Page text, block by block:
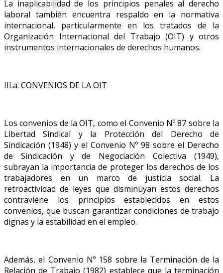
La inaplicabilidad de los principios penales al derecho
laboral también encuentra respaldo en la normativa
internacional, particularmente en los tratados de la
Organización Internacional del Trabajo (OIT) y otros
instrumentos internacionales de derechos humanos.
III.a. CONVENIOS DE LA OIT
Los convenios de la OIT, como el Convenio Nº 87 sobre la
Libertad Sindical y la Protección del Derecho de
Sindicación (1948) y el Convenio Nº 98 sobre el Derecho
de Sindicación y de Negociación Colectiva (1949),
subrayan la importancia de proteger los derechos de los
trabajadores en un marco de justicia social. La
retroactividad de leyes que disminuyan estos derechos
contraviene los principios establecidos en estos
convenios, que buscan garantizar condiciones de trabajo
dignas y la estabilidad en el empleo.
Además, el Convenio Nº 158 sobre la Terminación de la
Relación de Trabajo (1982) establece que la terminación